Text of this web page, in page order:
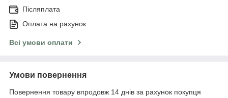
Післяплата
Оплата на рахунок
Всі умови оплати
Умови повернення
Повернення товару впродовж 14 днів за рахунок покупця